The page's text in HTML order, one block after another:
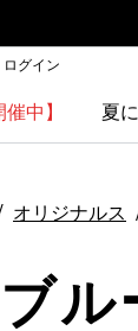
ログイン
中】 夏
オリジナルス